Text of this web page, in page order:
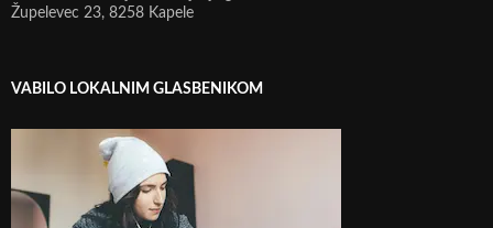
Župelevec 23, 8258 Kapele
VABILO LOKALNIM GLASBENIKOM